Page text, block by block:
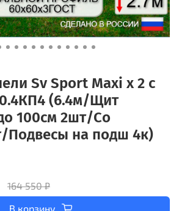
Sv Sport Maxi х 2 с
(6.4м/Щит
100см 2шт/Со
Подвесы на подш 4к)
164 550 ₽
В корзину